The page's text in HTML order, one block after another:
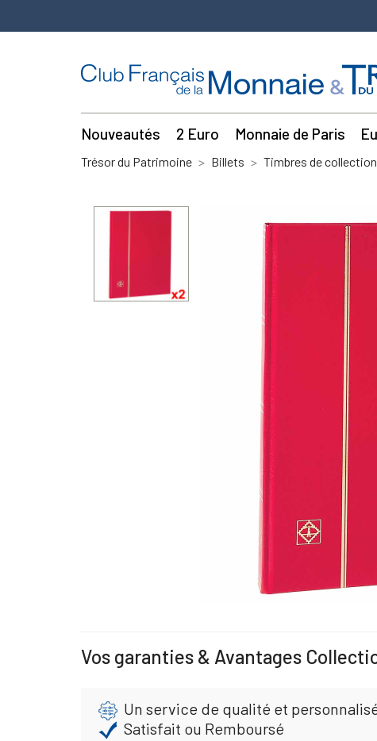
Nouveautés 2 Euro Monnaie de Paris
Trésor du Patrimoine Billets Timbres de collection
Vos garanties & Avantages
Un service de qualité et
Satisfait ou Remboursé